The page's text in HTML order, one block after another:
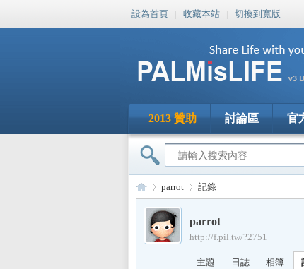
設為首頁 | 收藏本站 | 切換到寬版
2013 贊助 討論區 官
PA›
parrot 記錄
parrot
http://f.pil.tw/?2751
主題 日誌 相簿